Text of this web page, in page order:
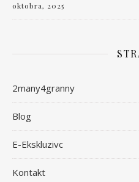
oktobra, 2025
2many4granny
Blog
E-Ekskluzivc
Kontakt